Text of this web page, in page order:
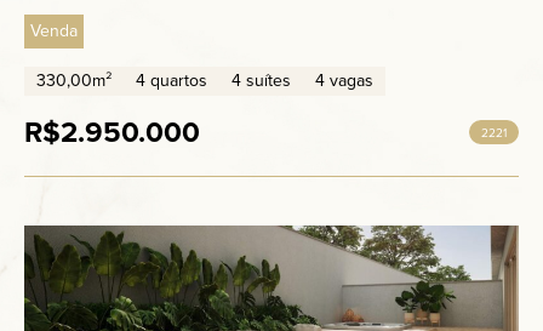
Venda
330,00m²
4 quartos 4 suítes 4 vagas
R$2.950.000 2221